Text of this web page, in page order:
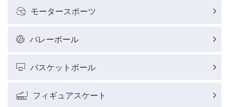
モータースポーツ
バレーボール
バスケットボール
フィギュアスケート